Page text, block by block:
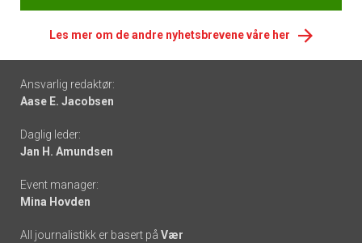
Les mer om de andre nyhetsbrevene våre her
Footer
-
links
Ansvarlig redaktør:
Aase E. Jacobsen
Daglig leder:
Jan H. Amundsen
Event manager:
Mina Hovden
All journalistikk er basert på Vær